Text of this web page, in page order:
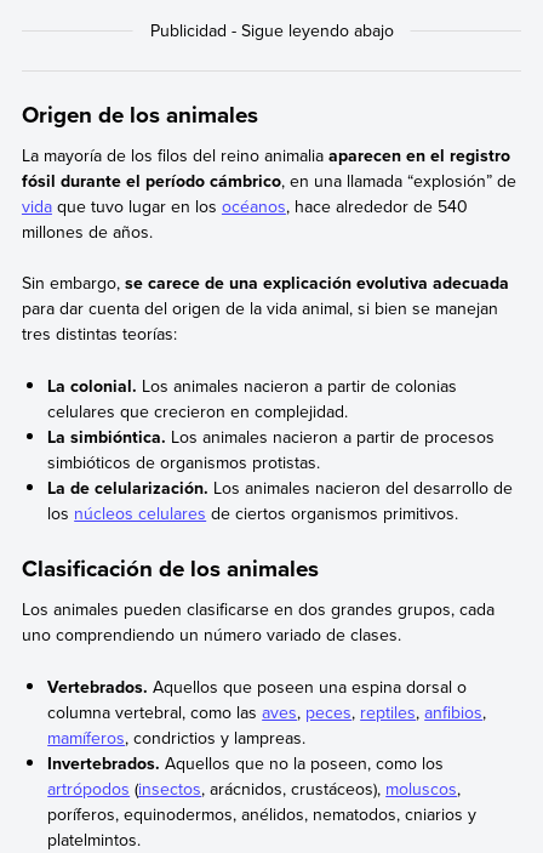
Origen de los animales
La mayoría de los filos del reino animalia aparecen en el registro
fósil durante el período cámbrico, en una llamada “explosión” de
vidaque tuvo lugar en los océanos, hace alrededor de 540
millones de años.
Sin embargo, se carece de una explicación evolutiva adecuada
para dar cuenta del origen de la vida animal, si bien se manejan
tres distintas teorías:
La colonial. Los animales nacieron a partir de colonias
celulares que crecieron en complejidad.
La simbióntica. Los animales nacieron a partir de procesos
simbióticos de organismos protistas.
La de celularización. Los animales nacieron del desarrollo de
los núcleos celulares de ciertos organismos primitivos.
Clasificación de los animales
Los animales pueden clasificarse en dos grandes grupos, cada
uno comprendiendo un número variado de clases.
Vertebrados. Aquellos que poseen una espina dorsal o
columna vertebral, como lasaves, peces, reptiles,anfibios,
mamíferos, condrictios y lampreas.
Invertebrados. Aquellos que no la poseen, como los
artrópodos (insectos, arácnidos, crustáceos), moluscos,
poríferos, equinodermos, anélidos, nematodos, cniarios y
platelmintos.